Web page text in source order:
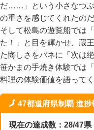
だ……」という小さなつぶ
の重さを感じてくれたのだ
そして松島の遊覧船では
た！」と目を輝かせ、蔵
た悔しさをバネに「次は
笹かまの手焼き体験では
料理の体験価値を語ってく
🗾 47都道府県制覇 進捗
現在の達成数：28/47県